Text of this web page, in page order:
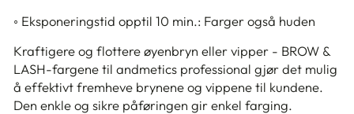
◦ Eksponeringstid opptil 10 min.: Farger også huden
Kraftigere og flottere øyenbryn eller vipper - BROW &
LASH-fargene til andmetics professional gjør det mulig
å effektivt fremheve brynene og vippene til kundene.
Den enkle og sikre påføringen gir enkel farging.